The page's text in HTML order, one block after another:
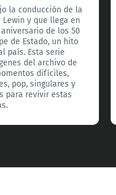
la conducción de la
y que llega en
de los 50
de Estado, un hito
país. Esta serie
del archivo de
difíciles,
pop, singulares y
para revivir estas